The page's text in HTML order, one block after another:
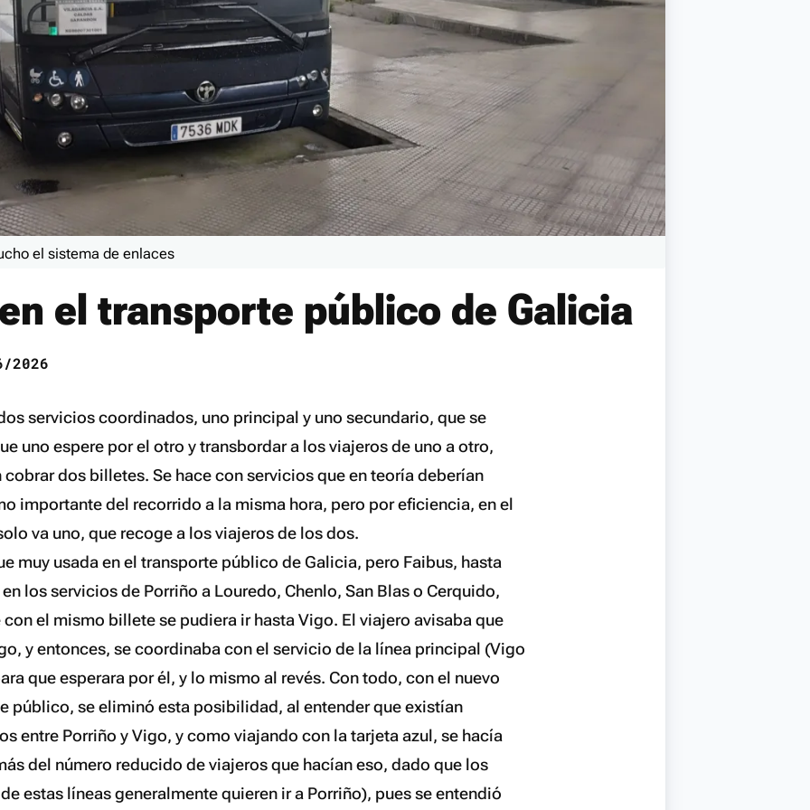
el sistema de enlaces
el transporte público de Galicia
servicios coordinados, uno principal y uno secundario, que se
uno espere por el otro y transbordar a los viajeros de uno a otro,
dos billetes. Se hace con servicios que en teoría deberían
importante del recorrido a la misma hora, pero por eficiencia, en el
va uno, que recoge a los viajeros de los dos.
muy usada en el transporte público de Galicia, pero Faibus, hasta
los servicios de Porriño a Louredo, Chenlo, San Blas o Cerquido,
el mismo billete se pudiera ir hasta Vigo. El viajero avisaba que
y entonces, se coordinaba con el servicio de la línea principal (Vigo
que esperara por él, y lo mismo al revés. Con todo, con el nuevo
público, se eliminó esta posibilidad, al entender que existían
entre Porriño y Vigo, y como viajando con la tarjeta azul, se hacía
del número reducido de viajeros que hacían eso, dado que los
estas líneas generalmente quieren ir a Porriño), pues se entendió